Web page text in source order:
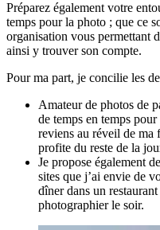
Préparez également votre
temps pour la photo ; que ce
organisation vous permettant
ainsi y trouver son compte.
Pour ma part, je concilie les
Amateur de photos de
de temps en temps
reviens au réveil de ma
profite du reste de la
Je propose également
sites que j’ai envie de
dîner dans un
photographier le soir.